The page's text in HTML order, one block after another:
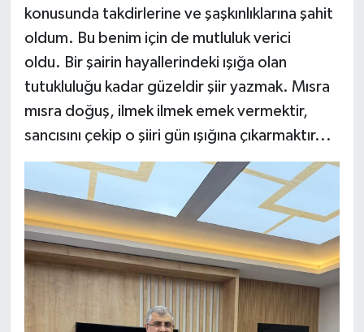
konusunda takdirlerine ve şaşkınlıklarına şahit
oldum. Bu benim için de mutluluk verici
oldu. Bir şairin hayallerindeki ışığa olan
tutukluluğu kadar güzeldir şiir yazmak. Mısra
mısra doğuş, ilmek ilmek emek vermektir,
sancısını çekip o şiiri gün ışığına çıkarmaktır...